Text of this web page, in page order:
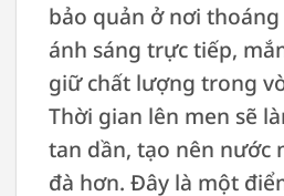
bảo quản ở nơi
ánh sáng trực tiếp,
giữ chất lượng trong
Thời gian lên men sẽ
tan dần, tạo nên nước
đà hơn. Đây là một